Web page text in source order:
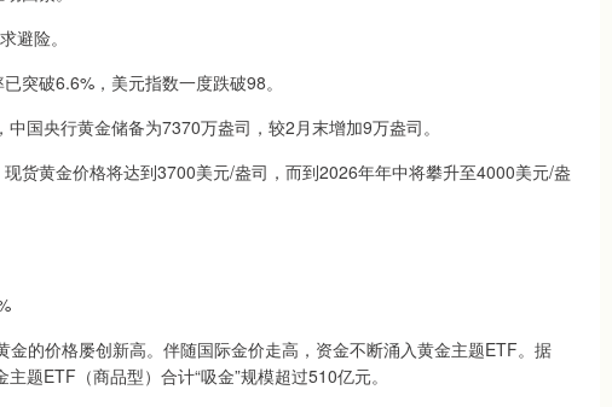
险。
破6.6%，美元指数一度跌破98。
央行黄金储备为7370万盎司，较2月末增加9万盎司。
黄金价格将达到3700美元/盎司，而到2026年年中将攀升至4000美元/盎
的价格屡创新高。伴随国际金价走高，资金不断涌入黄金主题ETF。据
题ETF（商品型）合计“吸金”规模超过510亿元。